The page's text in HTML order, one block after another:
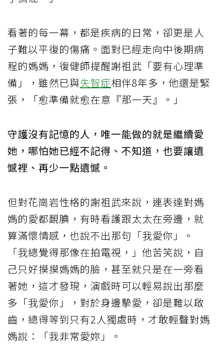
看著的每一幕，都是疾病的日常，卻更是人
子難以平復的傷痛。面對已經走向中後期病
程的媽媽，復健師提醒謝祖武「要有心理準
備」，雖然已與失智症相伴8年多，他還是緊
張，「愈準備就愈在意『那一天』。」
守護沒有記憶的人，唯一能做的就是繼續愛
她，哪怕她已經不記得、不知道，也要讓遺
憾裡、再少一點遺憾。
但對花崗岩性格的謝祖武來說，連表達對媽
媽的愛都靦腆，有時看護跟太太在旁邊，就
算滿懷情感，也說不出那句「我愛你」。
「我總覺得那像在拍電視，」他苦笑說，自
己只好摸摸媽媽的臉，甚至就只是在一旁看
著她，這才發現，演戲時可以輕易說出那麼
多「我愛你」，對於身邊摯愛，卻是難以啟
齒，總得等到只有2人獨處時，才敢輕聲對媽
媽說：「我非常愛妳」。